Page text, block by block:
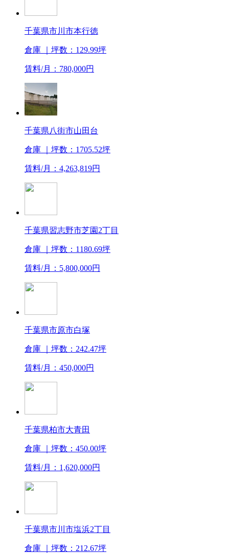
千葉県市川市本行徳
倉庫 ｜坪数：129.99坪
賃料/月：780,000円
千葉県八街市山田台
倉庫 ｜坪数：1705.52坪
賃料/月：4,263,819円
千葉県習志野市芝園2丁目
倉庫 ｜坪数：1180.69坪
賃料/月：5,800,000円
千葉県市原市白塚
倉庫 ｜坪数：242.47坪
賃料/月：450,000円
千葉県柏市大青田
倉庫 ｜坪数：450.00坪
賃料/月：1,620,000円
千葉県市川市塩浜2丁目
倉庫 ｜坪数：212.67坪